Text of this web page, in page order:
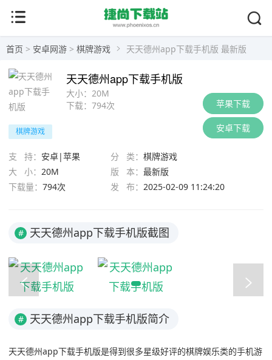
首页 > 安卓网游 > 棋牌游戏 天天德州app下载手机版 最新版
苹果下载
安卓下载
大小： 20M
下载： 794次
天天德州app下载手机版
棋牌游戏
支 持： 安卓|苹果 分 类： 棋牌游戏
大 小： 20M 版 本： 最新版
下载量： 794次 发 布： 2025-02-09 11:24:20
# 天天德州app下载手机版截图
# 天天德州app下载手机版简介
天天德州app下载手机版是得到很多星级好评的棋牌娱乐类的手机游